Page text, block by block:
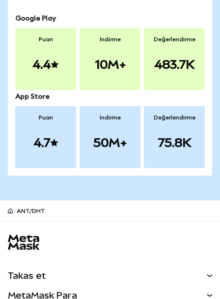
Google Play
Puan
4.4
İndirme
10M+
Değerlendirme
483.7K
App Store
Puan
4.7
İndirme
50M+
Değerlendirme
75.8K
ANT/DHT
Takas et
MetaMask Para